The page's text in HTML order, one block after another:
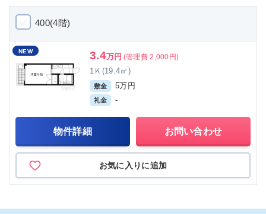
400(4階)
NEW 3.4万円 (管理費 2,000円)
1Ｋ(19.4㎡)
敷金 5万円
礼金 -
物件詳細 お問い合わせ
お気に入りに追加